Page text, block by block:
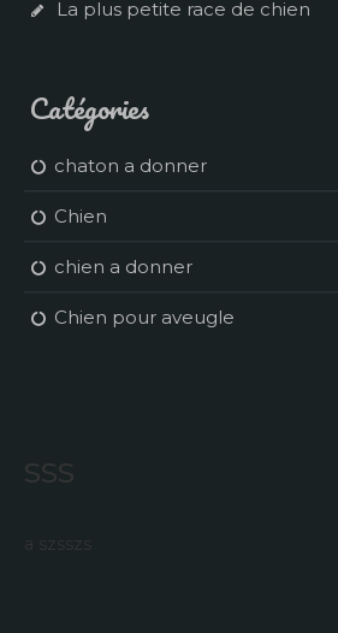
La plus petite race de chien
Catégories
chaton a donner
Chien
chien a donner
Chien pour aveugle
sss
a szsszs